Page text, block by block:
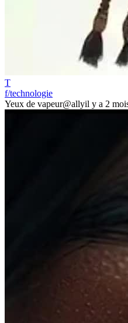
T
f/technologie
Yeux de vapeur@allyil y a 2